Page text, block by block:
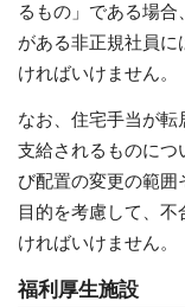
るもの」である場
がある非正規社員に
ければいけません。
なお、住宅手当が
支給されるものにつ
び配置の変更の範囲
目的を考慮して、
ければいけません。
福利厚生施設